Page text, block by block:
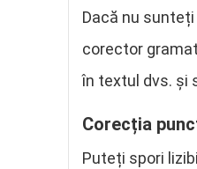
Dacă nu
corector
în textul dvs. și
Corecția
Puteți spori